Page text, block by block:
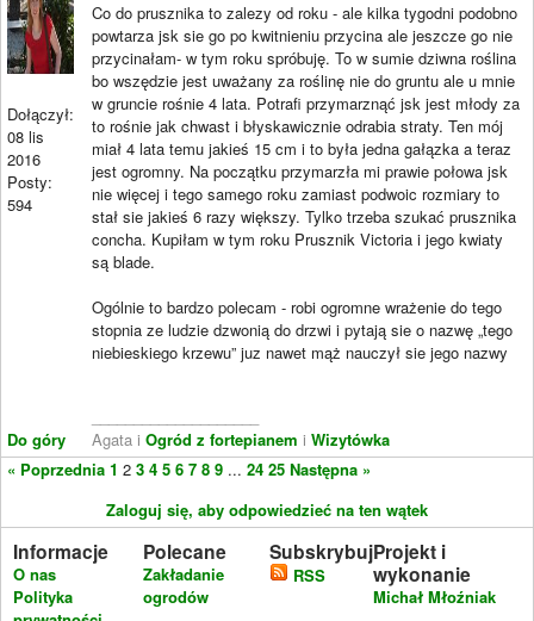
Dołączył:
08 lis
2016
Posty:
594
Do góry
Co do prusznika to zalezy od roku - ale kilka tygodni podobno
powtarza jsk sie go po kwitnieniu przycina ale jeszcze go nie
przycinałam- w tym roku spróbuję. To w sumie dziwna roślina
bo wszędzie jest uważany za roślinę nie do gruntu ale u mnie
w gruncie rośnie 4 lata. Potrafi przymarznąć jsk jest młody za
to rośnie jak chwast i błyskawicznie odrabia straty. Ten mój
miał 4 lata temu jakieś 15 cm i to była jedna gałązka a teraz
jest ogromny. Na początku przymarzła mi prawie połowa jsk
nie więcej i tego samego roku zamiast podwoic rozmiary to
stał sie jakieś 6 razy większy. Tylko trzeba szukać prusznika
concha. Kupiłam w tym roku Prusznik Victoria i jego kwiaty
są blade.
Ogólnie to bardzo polecam - robi ogromne wrażenie do tego
stopnia ze ludzie dzwonią do drzwi i pytają sie o nazwę „tego
niebieskiego krzewu” juz nawet mąż nauczył sie jego nazwy
Agata i Ogród z fortepianem i Wizytówka
« Poprzednia 1 2 3 4 5 6 7 8 9 ... 24 25 Następna »
Zaloguj się, aby odpowiedzieć na ten wątek
Informacje
O nas
Polityka
Polecane
Zakładanie
ogrodów
Subskrybuj
RSS
Projekt i
wykonanie
Michał Młoźniak